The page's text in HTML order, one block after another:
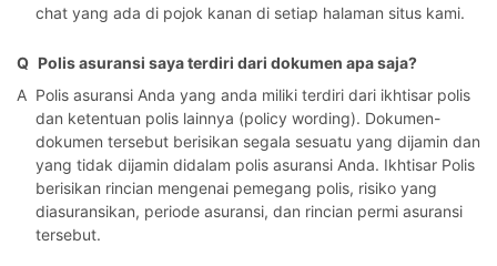
chat yang ada di pojok kanan di setiap halaman situs kami.
Q Polis asuransi saya terdiri dari dokumen apa saja?
A Polis asuransi Anda yang anda miliki terdiri dari ikhtisar polis
dan ketentuan polis lainnya (policy wording). Dokumen-
dokumen tersebut berisikan segala sesuatu yang dijamin dan
yang tidak dijamin didalam polis asuransi Anda. Ikhtisar Polis
berisikan rincian mengenai pemegang polis, risiko yang
diasuransikan, periode asuransi, dan rincian permi asuransi
tersebut.